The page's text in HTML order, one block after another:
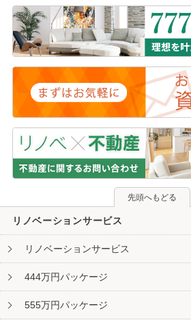
先頭へもどる
リノベーションサービス
リノベーションサービス
444万円パッケージ
555万円パッケージ